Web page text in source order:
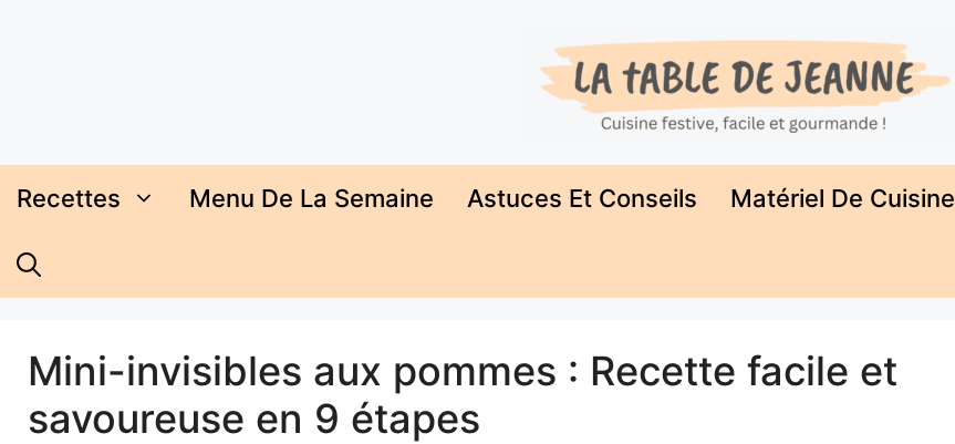
Recettes Menu De La Semaine Astuces Et Conseils Matériel De Cuisine
Mini-invisibles aux pommes : Recette facile et
savoureuse en 9 étapes